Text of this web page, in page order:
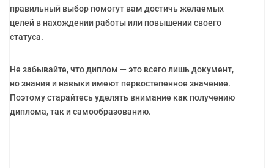
правильный выбор помогут вам достичь желаемых
целей в нахождении работы или повышении своего
статуса.
Не забывайте, что диплом — это всего лишь документ,
но знания и навыки имеют первостепенное значение.
Поэтому старайтесь уделять внимание как получению
диплома, так и самообразованию.